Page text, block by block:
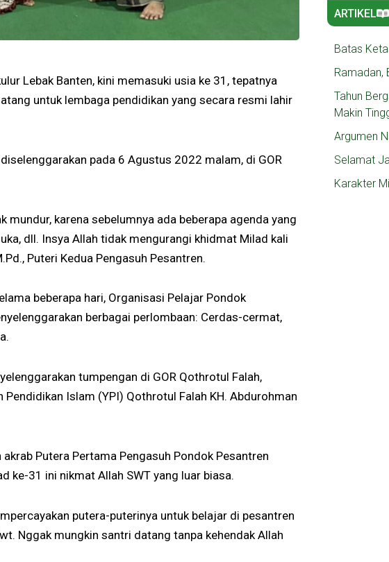
Lebak Banten, kini memasuki usia ke 31, tepatnya
untuk lembaga pendidikan yang secara resmi lahir
pada 6 Agustus 2022 malam, di GOR
mundur, karena sebelumnya ada beberapa agenda yang
dll. Insya Allah tidak mengurangi khidmat Milad kali
Puteri Kedua Pengasuh Pesantren.
beberapa hari, Organisasi Pelajar Pondok
berbagai perlombaan: Cerdas-cermat,
tumpengan di GOR Qothrotul Falah,
Pendidikan Islam (YPI) Qothrotul Falah KH. Abdurohman
Putera Pertama Pengasuh Pondok Pesantren
ke-31 ini nikmat Allah SWT yang luar biasa.
putera-puterinya untuk belajar di pesantren
Nggak mungkin santri datang tanpa kehendak Allah
ARTIKEL
Batas
Ramadan,
Tahun
Makin
Argumen
Selamat
Karakter